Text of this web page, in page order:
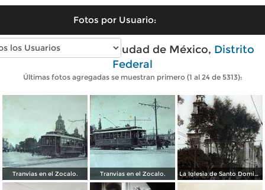
Fotos por Usuario:
Fotos antiguas de Ciudad de México, Distrito
Federal
Últimas fotos agregadas se muestran primero (1 al 24 de 5313):
Tranvias en el Zocalo. Tranvias en el Zocalo. La Iglesia de Santo Domingo.